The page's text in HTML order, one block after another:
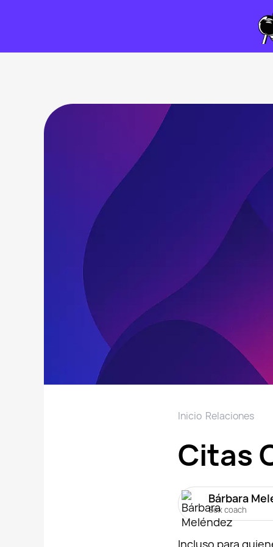
Inicio Relaciones
Citas
Bárbara
Sex coach
Incluso para